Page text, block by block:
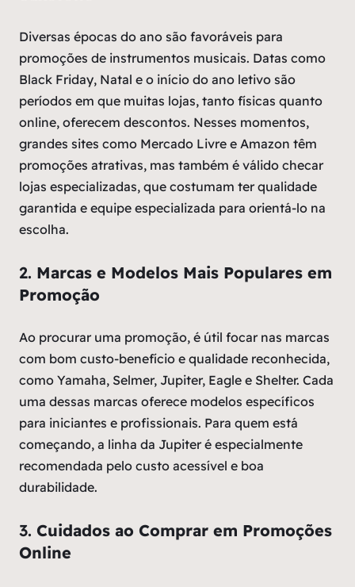
Diversas épocas do ano são favoráveis para
promoções de instrumentos musicais. Datas como
Black Friday, Natal e o início do ano letivo são
períodos em que muitas lojas, tanto físicas quanto
online, oferecem descontos. Nesses momentos,
grandes sites como Mercado Livre e Amazon têm
promoções atrativas, mas também é válido checar
lojas especializadas, que costumam ter qualidade
garantida e equipe especializada para orientá-lo na
escolha.
2. Marcas e Modelos Mais Populares em
Promoção
Ao procurar uma promoção, é útil focar nas marcas
com bom custo-benefício e qualidade reconhecida,
como Yamaha, Selmer, Jupiter, Eagle e Shelter. Cada
uma dessas marcas oferece modelos específicos
para iniciantes e profissionais. Para quem está
começando, a linha da Jupiter é especialmente
recomendada pelo custo acessível e boa
durabilidade.
3. Cuidados ao Comprar em Promoções
Online